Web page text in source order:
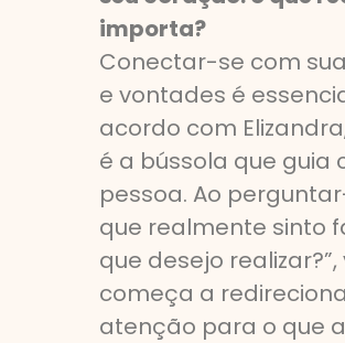
importa?
Conectar-se com
e vontades é
acordo com
é a bússola que guia
pessoa. Ao
que realmente sinto
que desejo realizar?”,
começa a
atenção para o que